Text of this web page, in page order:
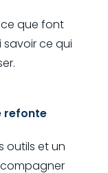
que font
savoir ce qui
refonte
outils et un